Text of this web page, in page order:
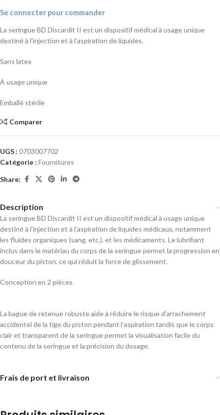
Se connecter pour commander
La seringue BD Discardit II est un dispositif médical à usage unique
destiné à l’injection et à l’aspiration de liquides.
Sans latex
À usage unique
Emballé stérile
Comparer
UGS : 0703007702
Catégorie : Fournitures
Share:
Description
La seringue BD Discardit II est un dispositif médical à usage unique
destiné à l’injection et à l’aspiration de liquides médicaux, notamment
les fluides organiques (sang, etc.). et les médicaments. Le lubrifiant
inclus dans le matériau du corps de la seringue permet la progression en
douceur du piston, ce qui réduit la force de glissement.
Conception en 2 pièces
La bague de retenue robuste aide à réduire le risque d’arrachement
accidentel de la tige du piston pendant l’aspiration tandis que le corps
clair et transparent de la seringue permet la visualisation facile du
contenu de la seringue et la précision du dosage.
Frais de port et livraison